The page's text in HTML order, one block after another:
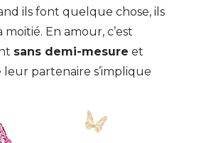
ils font quelque chose, ils
En amour, c’est
sans demi-mesure et
partenaire s’implique